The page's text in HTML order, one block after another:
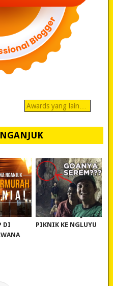
Awards yang lain…
DI
WISATA NGANJUK:
PIKNIK KE NGLUYU